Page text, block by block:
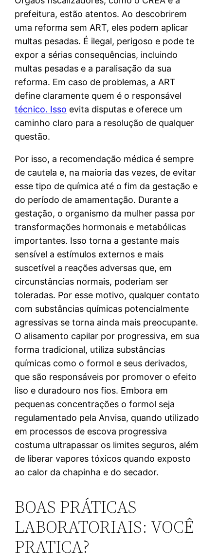
prefeitura, estão atentos. Ao descobrirem
uma reforma sem ART, eles podem aplicar
multas pesadas. É ilegal, perigoso e pode te
expor a sérias consequências, incluindo
multas pesadas e a paralisação da sua
reforma. Em caso de problemas, a ART
define claramente quem é o responsável
técnico. Isso evita disputas e oferece um
caminho claro para a resolução de qualquer
questão.
Por isso, a recomendação médica é sempre
de cautela e, na maioria das vezes, de evitar
esse tipo de química até o fim da gestação e
do período de amamentação. Durante a
gestação, o organismo da mulher passa por
transformações hormonais e metabólicas
importantes. Isso torna a gestante mais
sensível a estímulos externos e mais
suscetível a reações adversas que, em
circunstâncias normais, poderiam ser
toleradas. Por esse motivo, qualquer contato
com substâncias químicas potencialmente
agressivas se torna ainda mais preocupante.
O alisamento capilar por progressiva, em sua
forma tradicional, utiliza substâncias
químicas como o formol e seus derivados,
que são responsáveis por promover o efeito
liso e duradouro nos fios. Embora em
pequenas concentrações o formol seja
regulamentado pela Anvisa, quando utilizado
em processos de escova progressiva
costuma ultrapassar os limites seguros, além
de liberar vapores tóxicos quando exposto
ao calor da chapinha e do secador.
BOAS PRÁTICAS
LABORATORIAIS: VOCÊ
PRATICA?